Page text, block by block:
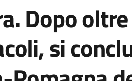
Dopo
si